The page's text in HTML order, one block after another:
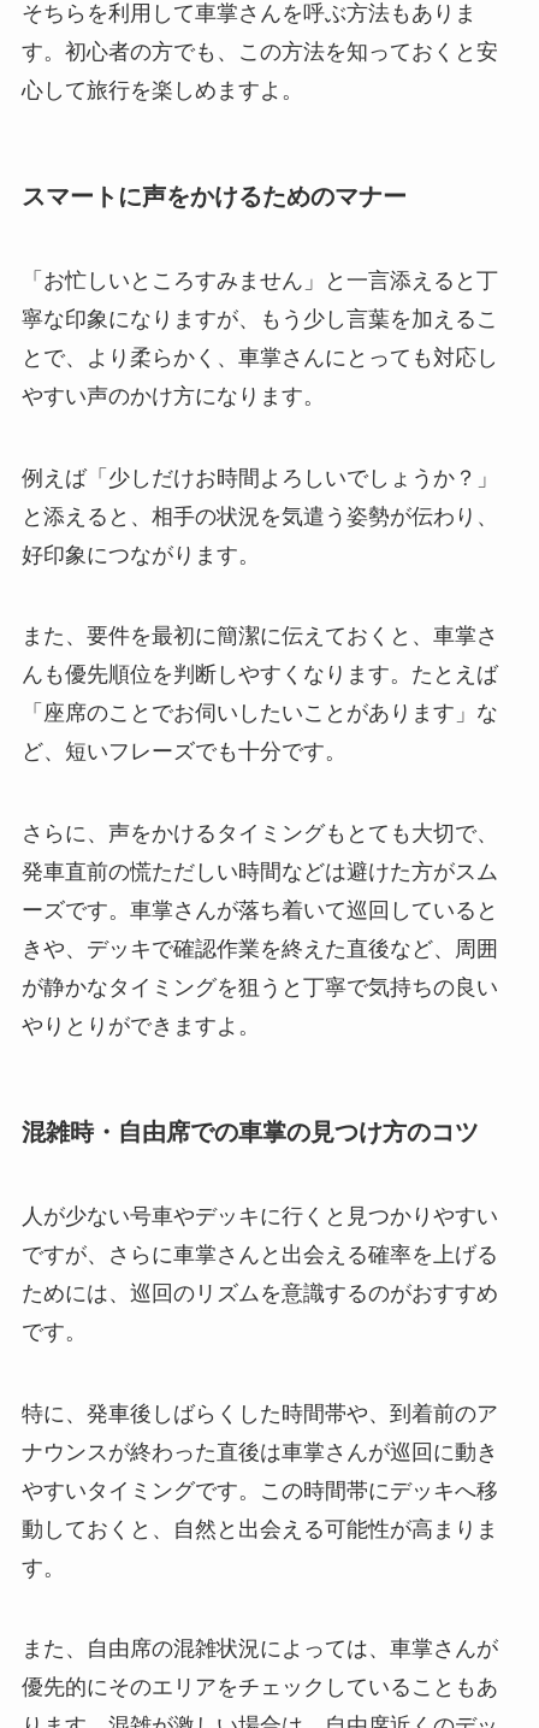
そちらを利用して車掌さんを呼ぶ方法もありま
す。初心者の方でも、この方法を知っておくと安
心して旅行を楽しめますよ。
スマートに声をかけるためのマナー
「お忙しいところすみません」と一言添えると丁
寧な印象になりますが、もう少し言葉を加えるこ
とで、より柔らかく、車掌さんにとっても対応し
やすい声のかけ方になります。
例えば「少しだけお時間よろしいでしょうか？」
と添えると、相手の状況を気遣う姿勢が伝わり、
好印象につながります。
また、要件を最初に簡潔に伝えておくと、車掌さ
んも優先順位を判断しやすくなります。たとえば
「座席のことでお伺いしたいことがあります」な
ど、短いフレーズでも十分です。
さらに、声をかけるタイミングもとても大切で、
発車直前の慌ただしい時間などは避けた方がスム
ーズです。車掌さんが落ち着いて巡回していると
きや、デッキで確認作業を終えた直後など、周囲
が静かなタイミングを狙うと丁寧で気持ちの良い
やりとりができますよ。
混雑時・自由席での車掌の見つけ方のコツ
人が少ない号車やデッキに行くと見つかりやすい
ですが、さらに車掌さんと出会える確率を上げる
ためには、巡回のリズムを意識するのがおすすめ
です。
特に、発車後しばらくした時間帯や、到着前のア
ナウンスが終わった直後は車掌さんが巡回に動き
やすいタイミングです。この時間帯にデッキへ移
動しておくと、自然と出会える可能性が高まりま
す。
また、自由席の混雑状況によっては、車掌さんが
優先的にそのエリアをチェックしていることもあ